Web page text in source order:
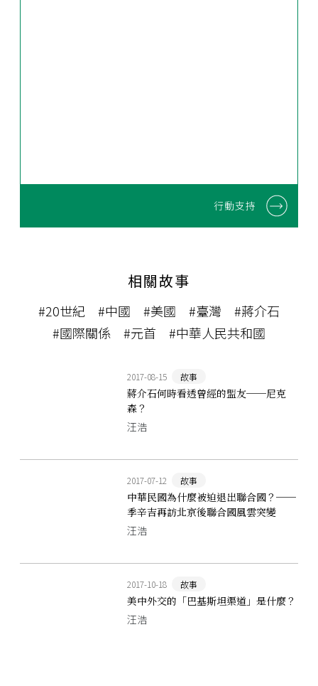
行動支持
相關故事
#20世紀 #中國 #美國 #臺灣
#蔣介石
#國際關係
#元首 #中華人民共和國
2017-08-15 故事
蔣介石何時看透曾經的盟友──尼克
森？
汪浩
2017-07-12 故事
中華民國為什麼被迫退出聯合國？──
季辛吉再訪北京後聯合國風雲突變
汪浩
2017-10-18 故事
美中外交的「巴基斯坦渠道」是什麼？
汪浩